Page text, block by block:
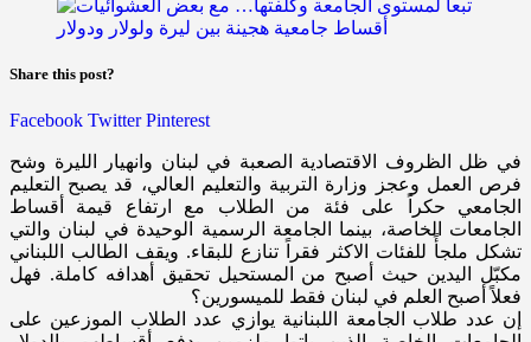
Share this post?
Facebook Twitter Pinterest
في ظل الظروف الاقتصادية الصعبة في لبنان وانهيار الليرة وشح
فرص العمل وعجز وزارة التربية والتعليم العالي، قد يصبح التعليم
الجامعي حكراً على فئة من الطلاب مع ارتفاع قيمة أقساط
الجامعات الخاصة، بينما الجامعة الرسمية الوحيدة في لبنان والتي
تشكل ملجأً للفئات الاكثر فقراً تنازع للبقاء. ويقف الطالب اللبناني
مكبّل اليدين حيث أصبح من المستحيل تحقيق أهدافه كاملة. فهل
فعلاً أصبح العلم في لبنان فقط للميسورين؟
إن عدد طلاب الجامعة اللبنانية يوازي عدد الطلاب الموزعين على